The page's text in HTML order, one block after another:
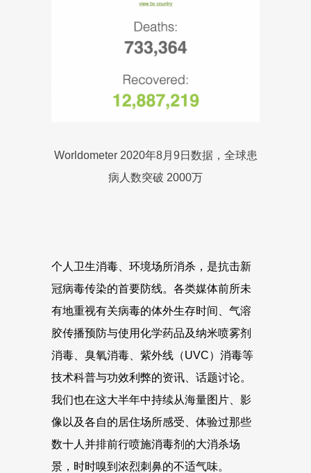
Worldometer 2020年8月9日数据，全球患
病人数突破 2000万
个人卫生消毒、环境场所消杀，是抗击新
冠病毒传染的首要防线。各类媒体前所未
有地重视有关病毒的体外生存时间、气溶
胶传播预防与使用化学药品及纳米喷雾剂
消毒、臭氧消毒、紫外线（UVC）消毒等
技术科普与功效利弊的资讯、话题讨论。
我们也在这大半年中持续从海量图片、影
像以及各自的居住场所感受、体验过那些
数十人并排前行喷施消毒剂的大消杀场
景，时时嗅到浓烈刺鼻的不适气味。